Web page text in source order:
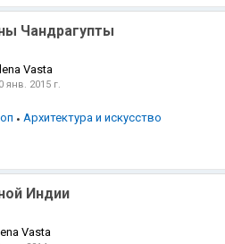
Чандрагупты
Vasta
янв. 2015 г.
Архитектура и искусство
Индии
Vasta